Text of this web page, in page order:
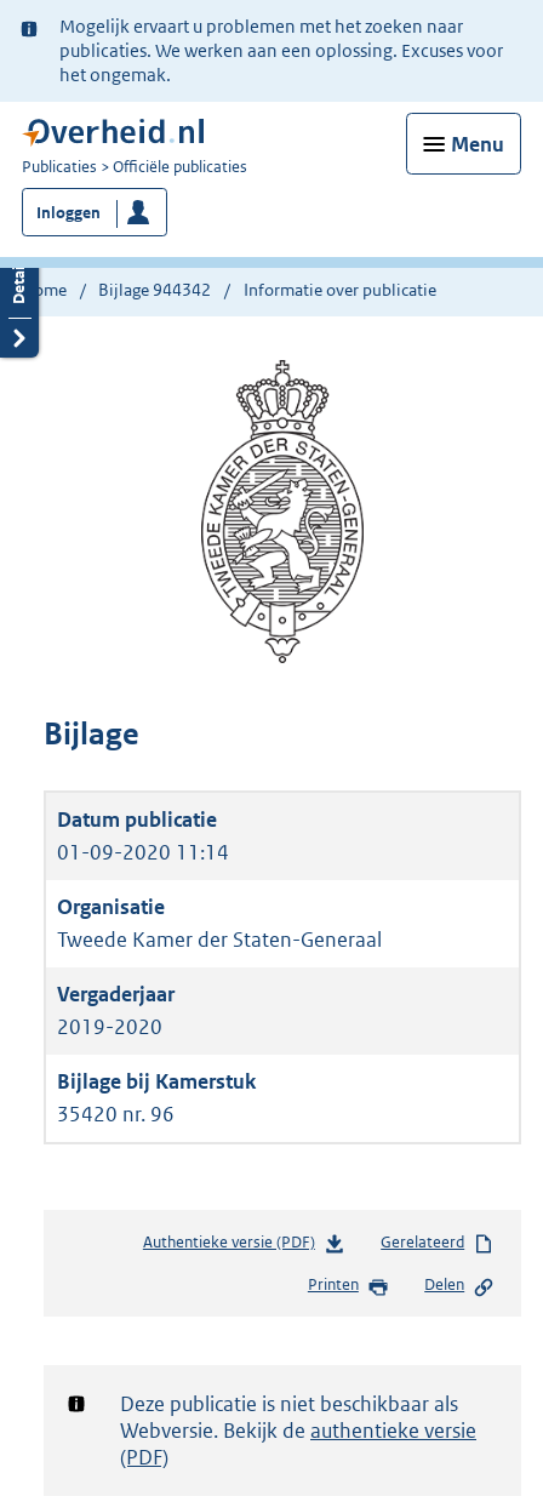
Ter
informatie:
Mogelijk ervaart u problemen met het zoeken naar
publicaties. We werken aan een oplossing. Excuses voor
het ongemak.
Menu
U
bent
nu
hier:
Publicaties Officiële publicaties
Inloggen
Home Bijlage 944342 Informatie over publicatie
Bijlage
01-09-2020 11:14
Tweede Kamer der Staten-Generaal
2019-2020
35420 nr. 96
Authentieke versie (PDF)b
s
d
g
Gerelateerd
Printen Delen
Notificatie:
Deze publicatie is niet beschikbaar als
Webversie. Bekijk de authentieke versie
(PDF)